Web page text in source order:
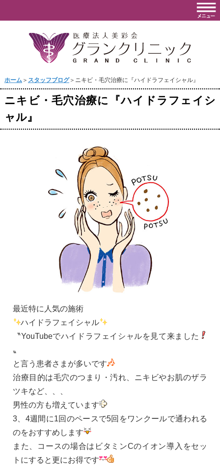
ホーム＞ スタッフブログ＞ニキビ・毛穴治療に『ハイドラフェイシャル』
ニキビ・毛穴治療に『ハイドラフェイシ
ャル』
最近特に人気の施術
ハイドラフェイシャル
〝YouTubeでハイドラフェイシャルを見て来ました
〟
と言う患者さまが多いです
治療目的は毛穴のつまり・汚れ、ニキビやお肌のザラ
ツキなど、、、
男性の方も増えています
3、4週間に1回のペースで5回をワンクールで通われる
のをおすすめします
また、コースの場合はビタミンCのイオン導入をセッ
トにすると更にお得です